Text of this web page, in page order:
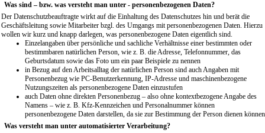
Was sind – bzw. was versteht man unter - personenbezogenen Daten?
Der Datenschutzbeauftragte wirkt auf die Einhaltung des Datenschutzes hin und berät die
Geschäftsleitung sowie Mitarbeiter bzgl. des Umgangs mit personenbezogenen Daten. Hierzu
wollen wir kurz und knapp darlegen, was personenbezogene Daten eigentlich sind.
Einzelangaben über persönliche und sachliche Verhältnisse einer bestimmten oder
bestimmbaren natürlichen Person, wie z. B. die Adresse, Telefonnummer, das
Geburtsdatum sowie das Foto um ein paar Beispiele zu nennen
in Bezug auf den Arbeitsalltag der natürlichen Person sind auch Angaben mit
Personenbezug wie PC-Benutzerkennung, IP-Adresse und maschinenbezogene
Nutzungszeiten als personenbezogene Daten einzustufen
auch Daten ohne direkten Personenbezug – also ohne kontextbezogene Angabe des
Namens – wie z. B. Kfz-Kennzeichen und Personalnummer können
personenbezogene Daten darstellen, da sie zur Bestimmung der Person dienen können
Was versteht man unter automatisierter Verarbeitung?